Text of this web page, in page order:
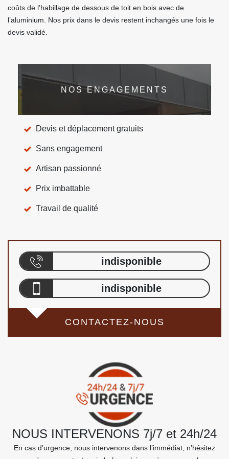
coûts de l’habillage de dessous de toit en bois avec de
l’aluminium. Nos prix dans le devis restent inchangés une fois le
devis validé.
NOS ENGAGEMENTS
Devis et déplacement gratuits
Sans engagement
Artisan passionné
Prix imbattable
Travail de qualité
indisponible
indisponible
CONTACTEZ-NOUS
NOUS INTERVENONS 7j/7 et 24h/24
En cas d’urgence, nous intervenons dans l’immédiat, n’hésitez